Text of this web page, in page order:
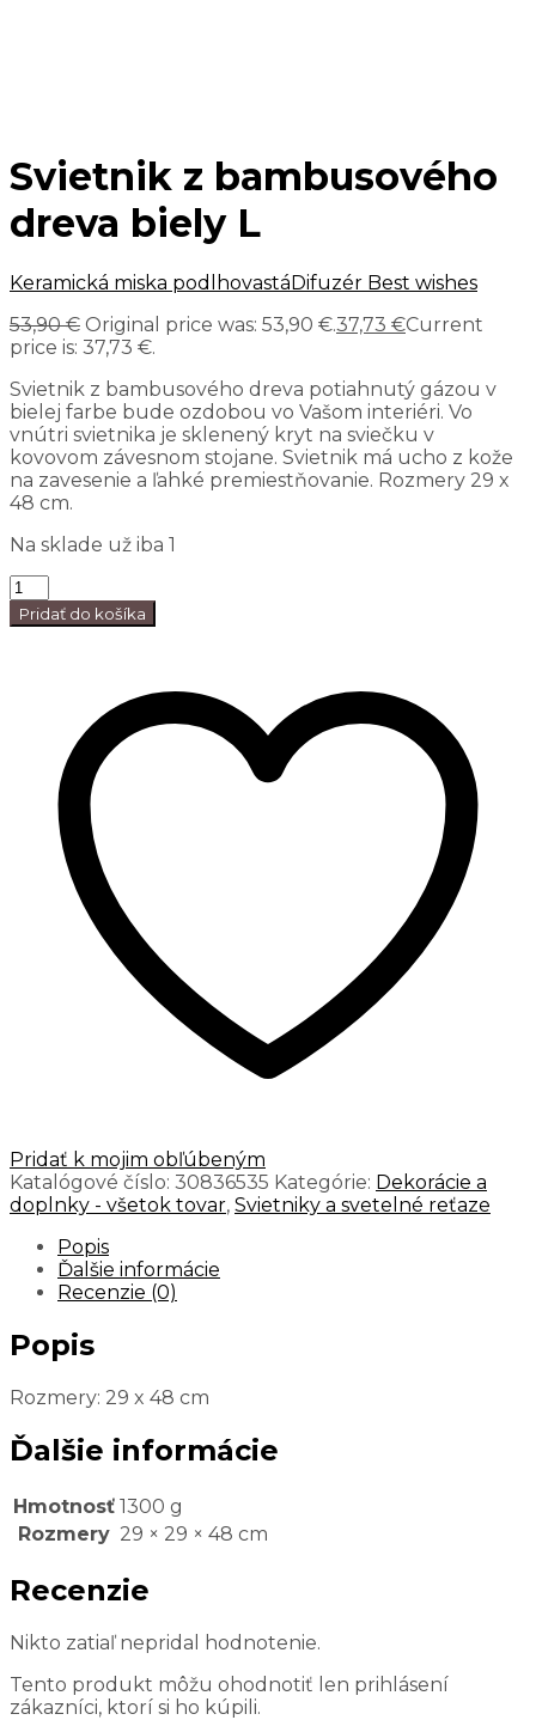
Svietnik z bambusového
dreva biely L
Keramická miska podlhovastá Difuzér Best wishes
53,90€ Original price was: 53,90 €.37,73 €Current
price is: 37,73 €.
Svietnik z bambusového dreva potiahnutý gázou v
bielej farbe bude ozdobou vo Vašom interiéri. Vo
vnútri svietnika je sklenený kryt na sviečku v
kovovom závesnom stojane. Svietnik má ucho z kože
na zavesenie a ľahké premiestňovanie. Rozmery 29 x
48 cm.
Na sklade už iba 1
Pridať do košíka
Pridať k mojim obľúbeným
Katalógové číslo: 30836535 Kategórie: Dekorácie a
doplnky - všetok tovar, Svietniky a svetelné reťaze
Popis
Ďalšie informácie
Recenzie (0)
Popis
Rozmery: 29 x 48 cm
Ďalšie informácie
Hmotnosť 1300 g
Rozmery 29 × 29 × 48 cm
Recenzie
Nikto zatiaľ nepridal hodnotenie.
Tento produkt môžu ohodnotiť len prihlásení
zákazníci, ktorí si ho kúpili.